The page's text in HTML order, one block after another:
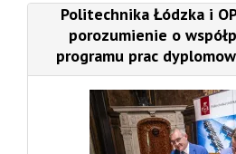
Politechnika Łódzka i
porozumienie o
programu prac